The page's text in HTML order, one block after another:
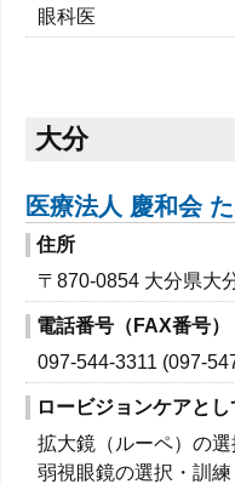
眼科医
大分
医療法人 慶和会
住所
〒870-0854 大分県大
電話番号（FAX番号）
097-544-3311 (097-
ロービジョンケアと
拡大鏡（ルーペ）の
弱視眼鏡の選択・訓練